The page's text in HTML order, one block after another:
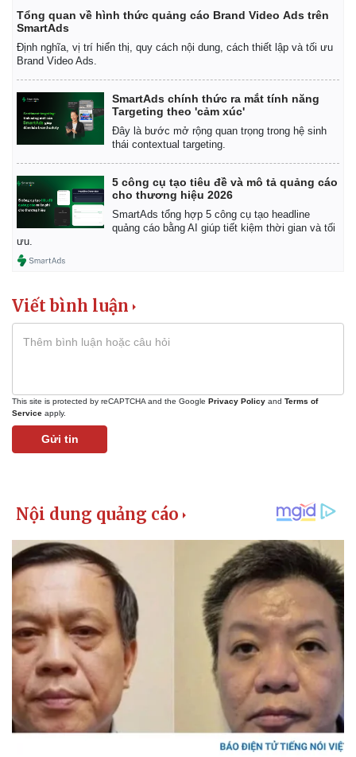
Pháp luật
Vụ án
Tin nóng
Quân sự - Quốc phòng
Vũ khí
Việt Nam
Phân tích
Tổng quan về hình thức quảng cáo Brand Video Ads trên
SmartAds
Định nghĩa, vị trí hiển thị, quy cách nội dung, cách thiết lập và tối ưu
Brand Video Ads.
SmartAds chính thức ra mắt tính năng
Targeting theo 'cảm xúc'
Đây là bước mở rộng quan trọng trong hệ sinh
thái contextual targeting.
5 công cụ tạo tiêu đề và mô tả quảng cáo
cho thương hiệu 2026
SmartAds tổng hợp 5 công cụ tạo headline
quảng cáo bằng AI giúp tiết kiệm thời gian và tối
ưu.
Viết bình luận
This site is protected by reCAPTCHA and the Google Privacy Policy and Terms of
Service apply.
Gửi tin